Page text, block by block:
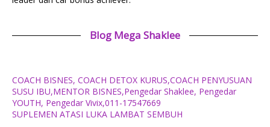
Blog Mega Shaklee
COACH BISNES, COACH DETOX KURUS,COACH PENYUSUAN
SUSU IBU,MENTOR BISNES,Pengedar Shaklee, Pengedar
YOUTH, Pengedar Vivix,011-17547669
SUPLEMEN ATASI LUKA LAMBAT SEMBUH